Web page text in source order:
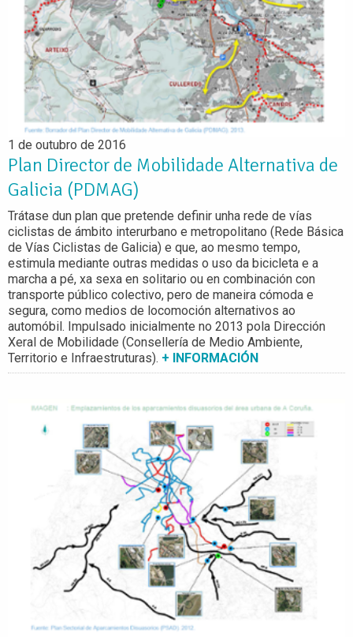
1 de outubro de 2016
Plan Director de Mobilidade Alternativa de
Galicia (PDMAG)
Trátase dun plan que pretende definir unha rede de vías
ciclistas de ámbito interurbano e metropolitano (Rede Básica
de Vías Ciclistas de Galicia) e que, ao mesmo tempo,
estimula mediante outras medidas o uso da bicicleta e a
marcha a pé, xa sexa en solitario ou en combinación con
transporte público colectivo, pero de maneira cómoda e
segura, como medios de locomoción alternativos ao
automóbil. Impulsado inicialmente no 2013 pola Dirección
Xeral de Mobilidade (Consellería de Medio Ambiente,
Territorio e Infraestruturas). + INFORMACIÓN